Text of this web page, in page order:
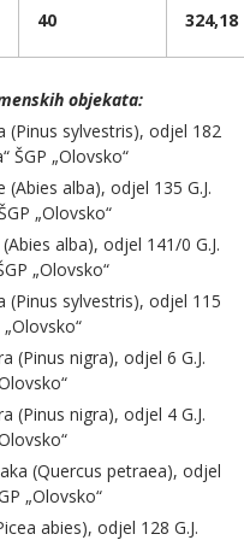
40 324,18
objekata:
(Pinus sylvestris), odjel 182
ŠGP „Olovsko“
alba), odjel 135 G.J.
„Olovsko“
alba), odjel 141/0 G.J.
„Olovsko“
(Pinus sylvestris), odjel 115
„Olovsko“
(Pinus nigra), odjel 6 G.J.
(Pinus nigra), odjel 4 G.J.
(Quercus petraea), odjel
„Olovsko“
abies), odjel 128 G.J.